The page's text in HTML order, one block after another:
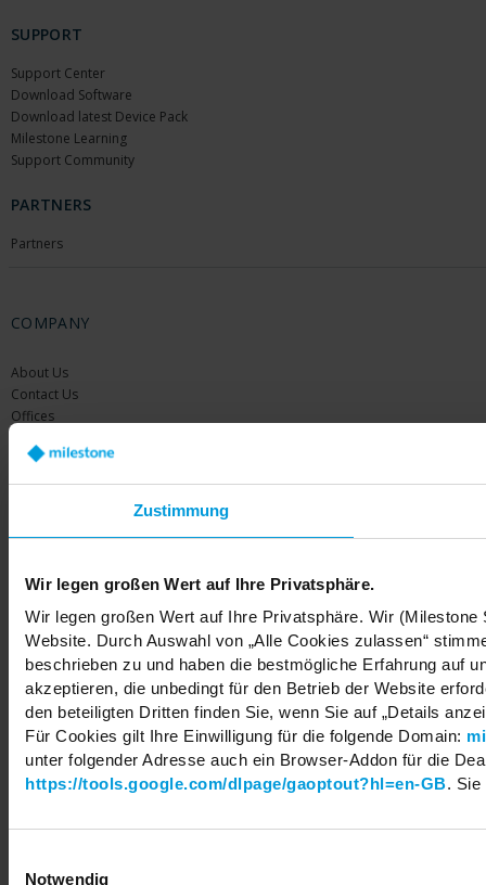
Zustimmung
Wir legen großen Wert auf Ihre Privatsphäre.
Wir legen großen Wert auf Ihre Privatsphäre. Wir
Website. Durch Auswahl von „Alle Cookies zulassen“
beschrieben zu und haben die bestmögliche Erfahrung auf
akzeptieren, die unbedingt für den Betrieb der Website
den beteiligten Dritten finden Sie, wenn Sie auf „Details
Für Cookies gilt Ihre Einwilligung für die folgende Domain:
unter folgender Adresse auch ein Browser-Addon für die
https://tools.google.com/dlpage/gaoptout?hl=en-GB.
Notwendig
SUPPORT
Support Center
Download Software
Download latest Device Pack
Milestone Learning
Support Community
PARTNERS
Partners
COMPANY
About Us
Contact Us
Offices
Share your feedback